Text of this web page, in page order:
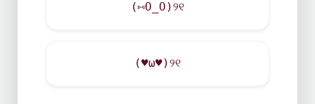
(⑅O_O)୨୧
(♥ω♥)୨୧